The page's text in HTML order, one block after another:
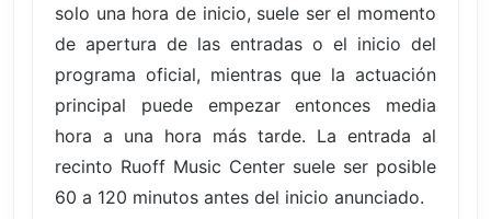
solo una hora de inicio, suele ser el momento
de apertura de las entradas o el inicio del
programa oficial, mientras que la actuación
principal puede empezar entonces media
hora a una hora más tarde. La entrada al
recinto Ruoff Music Center suele ser posible
60 a 120 minutos antes del inicio anunciado.